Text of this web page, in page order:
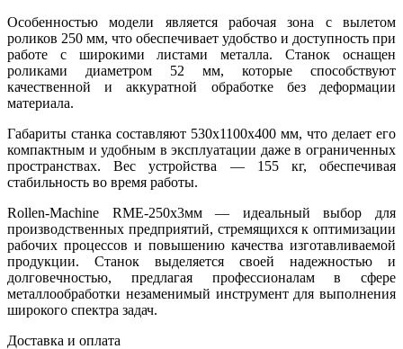
Особенностью модели является рабочая зона с вылетом
роликов 250 мм, что обеспечивает удобство и доступность при
работе с широкими листами металла. Станок оснащен
роликами диаметром 52 мм, которые способствуют
качественной и аккуратной обработке без деформации
материала.
Габариты станка составляют 530х1100х400 мм, что делает его
компактным и удобным в эксплуатации даже в ограниченных
пространствах. Вес устройства — 155 кг, обеспечивая
стабильность во время работы.
Rollen-Machine RME-250x3мм — идеальный выбор для
производственных предприятий, стремящихся к оптимизации
рабочих процессов и повышению качества изготавливаемой
продукции. Станок выделяется своей надежностью и
долговечностью, предлагая профессионалам в сфере
металлообработки незаменимый инструмент для выполнения
широкого спектра задач.
Доставка и оплата